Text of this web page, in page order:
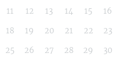
11
12 13 14 15 16
18
19 20 21 22 23
25
26 27 28 29 30